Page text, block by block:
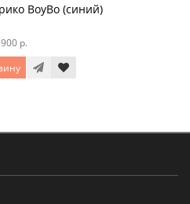
BoyBo (синий)
900 р.